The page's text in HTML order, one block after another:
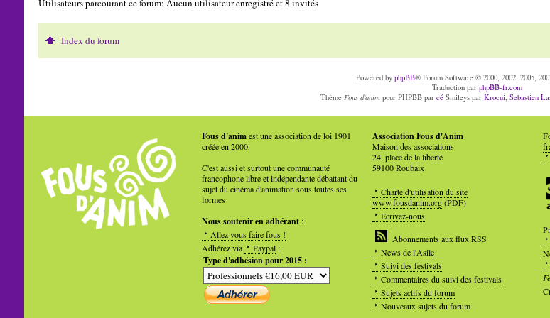
Index du forum
Powered by phpBB® Forum Software © 2000, 2002, 2005,
Traduction parphpBB-fr.com
ThèmeFous d'anim pour PHPBB parcé Smileys parKrocui,Sebastien
Fous d'animest une association de loi 1901
créée en 2000.
C'est aussi et surtout une communauté
francophone libre et indépendante débattant du
sujet du cinéma d'animation sous toutes ses
formes
Nous soutenir en adhérant:
Allez vous faire fous !
Adhérez via
Paypal:
Type d'adhésion pour 2015 :
Association Fous d'Anim
Maison des associations
24, place de la liberté
59100 Roubaix
Charte d'utilisation du site
www.fousdanim.org(PDF)
Ecrivez-nous
Abonnements aux flux RSS
News de l'Asile
Suivi des festivals
Commentaires du suivi des festivals
Sujets actifs du forum
Nouveaux sujets du forum